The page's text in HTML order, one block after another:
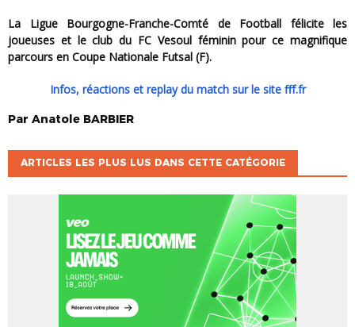
La Ligue Bourgogne-Franche-Comté de Football félicite les
joueuses et le club du FC Vesoul féminin pour ce magnifique
parcours en Coupe Nationale Futsal (F).
Infos, réactions et replay du match sur le site fff.fr
Par Anatole BARBIER
ARTICLES LES PLUS LUS DANS CETTE CATÉGORIE